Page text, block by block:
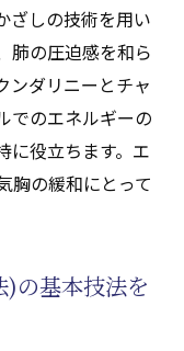
法)が導く自己認
クンダリニー
力を高める
するクンダリ
方法
まりが健康に
ざしの技術を用い
肺の圧迫感を和ら
ンダリニーとチャ
でのエネルギーの
に役立ちます。エ
胸の緩和にとって
の基本技法を